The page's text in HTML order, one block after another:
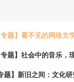
题】看不见的网络文
题】社会中的音乐，
题】新旧之间：文化研